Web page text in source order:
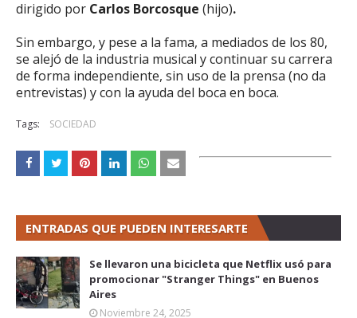
dirigido por Carlos Borcosque (hijo).
Sin embargo, y pese a la fama, a mediados de los 80,
se alejó de la industria musical y continuar su carrera
de forma independiente, sin uso de la prensa (no da
entrevistas) y con la ayuda del boca en boca.
Tags: SOCIEDAD
ENTRADAS QUE PUEDEN INTERESARTE
Se llevaron una bicicleta que Netflix usó para
promocionar "Stranger Things" en Buenos
Aires
Noviembre 24, 2025